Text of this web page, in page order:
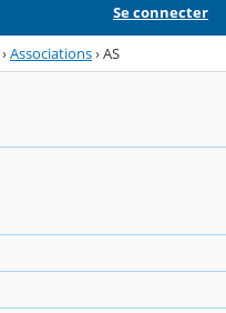
Se connecter
›Associations›AS